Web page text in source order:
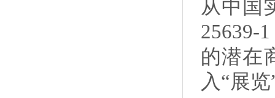
从中国
25639-
的潜在
入“展